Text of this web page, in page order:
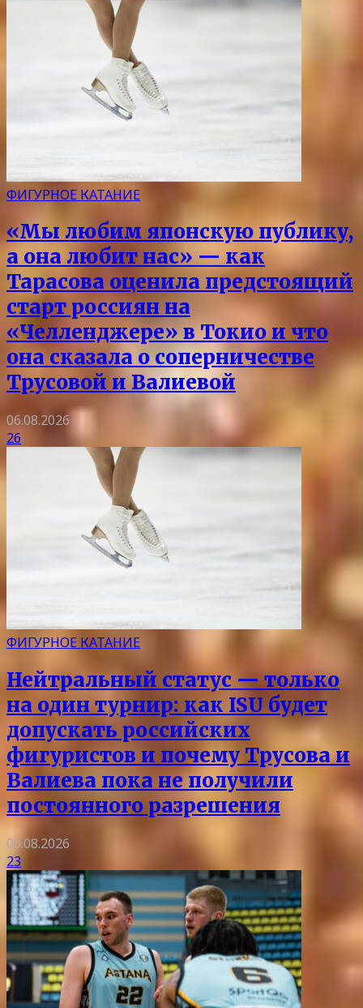
ФИГУРНОЕ КАТАНИЕ
«Мы любим японскую публику,
а она любит нас» — как
Тарасова оценила предстоящий
старт россиян на
«Челленджере» в Токио и что
она сказала о соперничестве
Трусовой и Валиевой
06.08.2026
26
ФИГУРНОЕ КАТАНИЕ
Нейтральный статус — только
на один турнир: как ISU будет
допускать российских
фигуристов и почему Трусова и
Валиева пока не получили
постоянного разрешения
06.08.2026
23